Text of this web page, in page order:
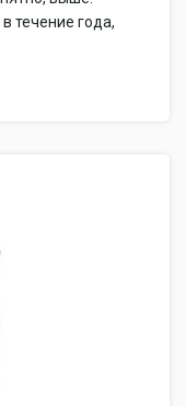
течение года,